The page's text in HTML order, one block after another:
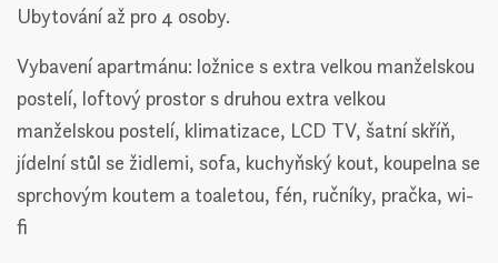
Ubytování až pro 4 osoby.
Vybavení apartmánu: ložnice s extra velkou manželskou
postelí, loftový prostor s druhou extra velkou
manželskou postelí, klimatizace, LCD TV, šatní skříň,
jídelní stůl se židlemi, sofa, kuchyňský kout, koupelna se
sprchovým koutem a toaletou, fén, ručníky, pračka, wi-
fi